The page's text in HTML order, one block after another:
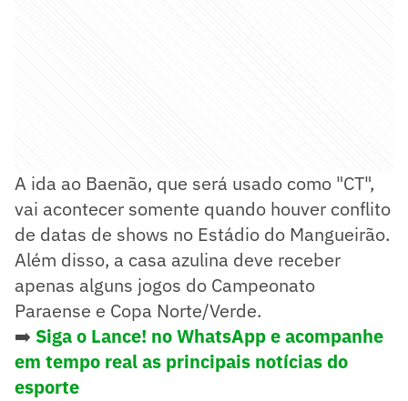
A ida ao Baenão, que será usado como "CT",
vai acontecer somente quando houver conflito
de datas de shows no Estádio do Mangueirão.
Além disso, a casa azulina deve receber
apenas alguns jogos do Campeonato
Paraense e Copa Norte/Verde.
➡️ Siga o Lance! no WhatsApp e acompanhe
em tempo real as principais notícias do
esporte